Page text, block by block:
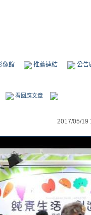
像館 推薦連結 公告
看回應文章
2017/05/